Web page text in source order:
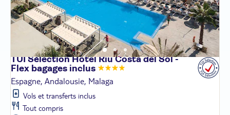
TUI Sélection Hôtel Riu Costa del Sol -
Flex bagages inclus
Espagne, Andalousie, Malaga
Vols et transferts inclus
Tout compris